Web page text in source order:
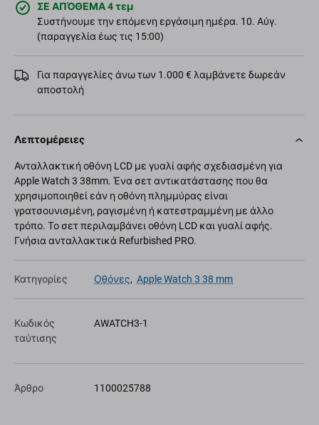
ΣΕ ΑΠΌΘΕΜΑ 4 τεμ
Συστήνουμε την επόμενη εργάσιμη ημέρα. 10. Αύγ.
(παραγγελία έως τις 15:00)
Για παραγγελίες άνω των 1.000 € λαμβάνετε δωρεάν
αποστολή
Λεπτομέρειες
Ανταλλακτική οθόνη LCD με γυαλί αφής σχεδιασμένη για
Apple Watch 3 38mm. Ένα σετ αντικατάστασης που θα
χρησιμοποιηθεί εάν η οθόνη πλημμύρας είναι
γρατσουνισμένη, ραγισμένη ή κατεστραμμένη με άλλο
τρόπο. Το σετ περιλαμβάνει οθόνη LCD και γυαλί αφής.
Γνήσια ανταλλακτικά Refurbished PRO.
Κατηγορίες Οθόνες, Apple Watch 3 38 mm
Κωδικός
ταύτισης
AWATCH3-1
Άρθρο 1100025788